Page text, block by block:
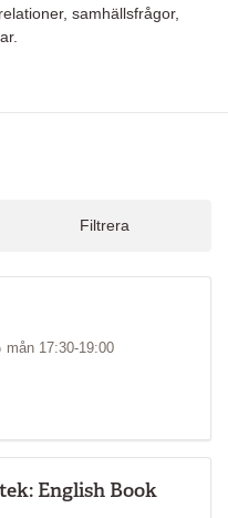
samhällsfrågor,
Filtrera
Tid
mån 17:30-19:00
English Book